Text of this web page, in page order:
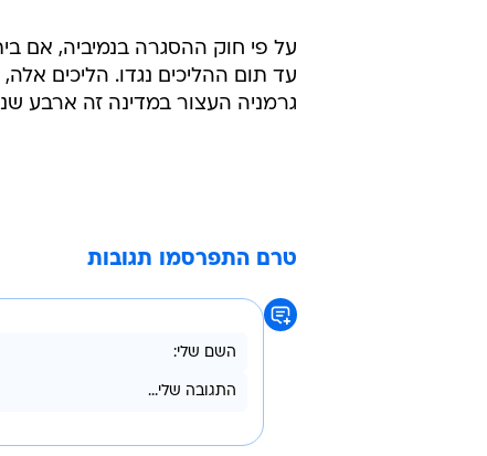
על פי חוק ההסגרה בנמיביה, אם
עד תום ההליכים נגדו. הליכים
גרמניה העצור במדינה זה ארבע
טרם התפרסמו תגובות